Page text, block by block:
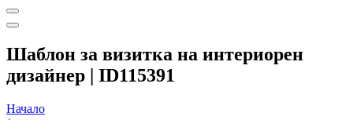
Шаблон за визитка на интериорен
дизайнер | ID115391
Начало